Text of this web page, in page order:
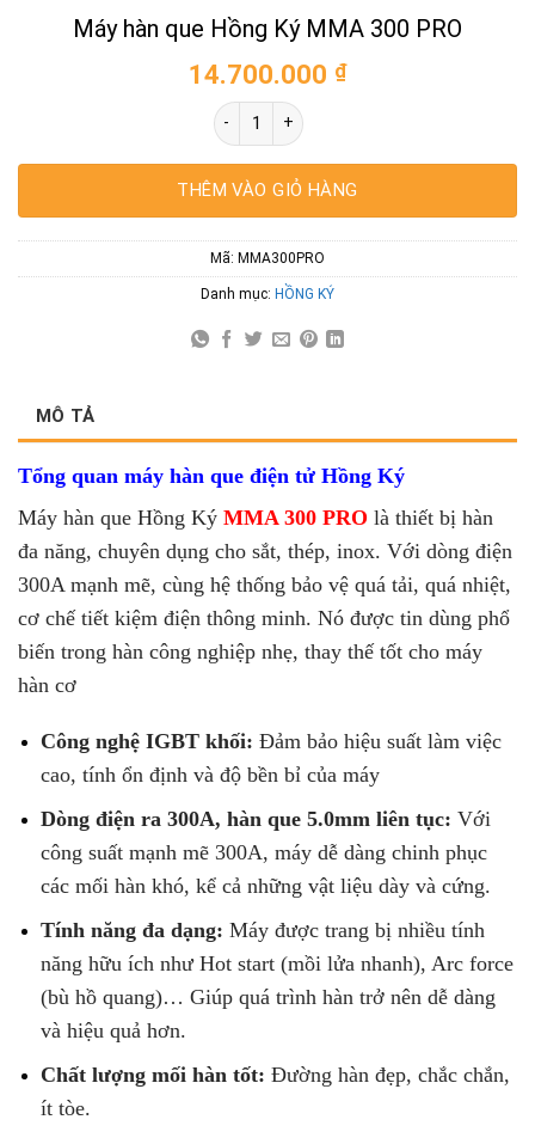
Máy hàn que Hồng Ký MMA 300 PRO
14.700.000 ₫
Máy hàn que Hồng Ký MMA 300 PRO số
THÊM VÀO GIỎ HÀNG
Mã: MMA300PRO
Danh mục: HỒNG KÝ
MÔ TẢ
Tổng quan máy hàn que điện tử Hồng Ký
Máy hàn que Hồng Ký MMA 300 PRO là thiết bị hàn
đa năng, chuyên dụng cho sắt, thép, inox. Với dòng điện
300A mạnh mẽ, cùng hệ thống bảo vệ quá tải, quá nhiệt,
cơ chế tiết kiệm điện thông minh. Nó được tin dùng phổ
biến trong hàn công nghiệp nhẹ, thay thế tốt cho máy
hàn cơ
Công nghệ IGBT khối: Đảm bảo hiệu suất làm việc
cao, tính ổn định và độ bền bỉ của máy
Dòng điện ra 300A, hàn que 5.0mm liên tục: Với
công suất mạnh mẽ 300A, máy dễ dàng chinh phục
các mối hàn khó, kể cả những vật liệu dày và cứng.
Tính năng đa dạng: Máy được trang bị nhiều tính
năng hữu ích như Hot start (mồi lửa nhanh), Arc force
(bù hồ quang)… Giúp quá trình hàn trở nên dễ dàng
và hiệu quả hơn.
Chất lượng mối hàn tốt: Đường hàn đẹp, chắc chắn,
ít tòe.